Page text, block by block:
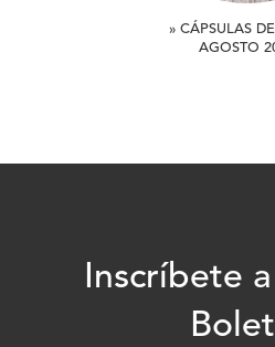
» CÁPSULAS
AGOSTO
Inscríbete